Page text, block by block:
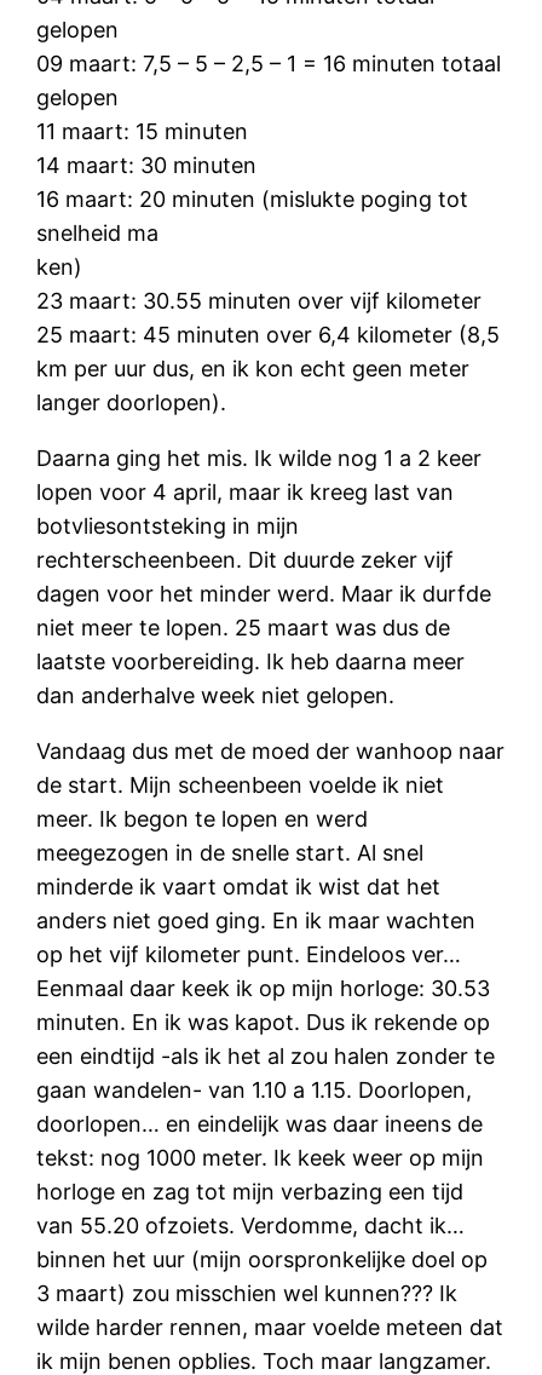
gelopen
09 maart: 7,5 – 5 – 2,5 – 1 = 16 minuten totaal
gelopen
11 maart: 15 minuten
14 maart: 30 minuten
16 maart: 20 minuten (mislukte poging tot
snelheid ma
ken)
23 maart: 30.55 minuten over vijf kilometer
25 maart: 45 minuten over 6,4 kilometer (8,5
km per uur dus, en ik kon echt geen meter
langer doorlopen).
Daarna ging het mis. Ik wilde nog 1 a 2 keer
lopen voor 4 april, maar ik kreeg last van
botvliesontsteking in mijn
rechterscheenbeen. Dit duurde zeker vijf
dagen voor het minder werd. Maar ik durfde
niet meer te lopen. 25 maart was dus de
laatste voorbereiding. Ik heb daarna meer
dan anderhalve week niet gelopen.
Vandaag dus met de moed der wanhoop naar
de start. Mijn scheenbeen voelde ik niet
meer. Ik begon te lopen en werd
meegezogen in de snelle start. Al snel
minderde ik vaart omdat ik wist dat het
anders niet goed ging. En ik maar wachten
op het vijf kilometer punt. Eindeloos ver…
Eenmaal daar keek ik op mijn horloge: 30.53
minuten. En ik was kapot. Dus ik rekende op
een eindtijd -als ik het al zou halen zonder te
gaan wandelen- van 1.10 a 1.15. Doorlopen,
doorlopen… en eindelijk was daar ineens de
tekst: nog 1000 meter. Ik keek weer op mijn
horloge en zag tot mijn verbazing een tijd
van 55.20 ofzoiets. Verdomme, dacht ik…
binnen het uur (mijn oorspronkelijke doel op
3 maart) zou misschien wel kunnen??? Ik
wilde harder rennen, maar voelde meteen dat
ik mijn benen opblies. Toch maar langzamer.